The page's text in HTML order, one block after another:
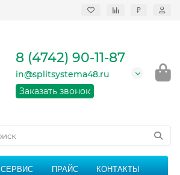
₽
кондиционеров в
области
График работы: 9:00 -
21:00 без перерыва и
8 (4742) 90-11-87
in@splitsystema48.ru
Заказать звонок
СЕРВИС ПРАЙС КОНТАКТЫ